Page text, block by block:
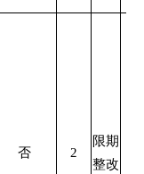
否 2
限期
整改